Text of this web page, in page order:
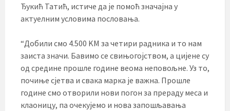
Ђукић Татић, истиче да је помоћ значајна у
актуелним условима пословања.
“Добили смо 4.500 KМ за четири радника и то нам
заиста значи. Бавимо се свињогојством, а цијене су
од средине прошле године веома неповољне. Уз то,
почиње сјетва и свака марка је важна. Прошле
године смо отворили нови погон за прераду меса и
клаоницу, па очекујемо и нова запошљавања